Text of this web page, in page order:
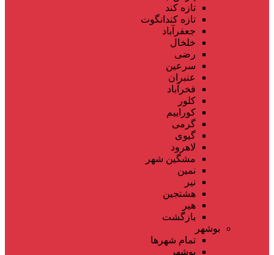
تازه کند
تازه کندانگوت
جعفرآباد
خلخال
رضی
سرعین
عنبران
فخرآباد
کلور
کوراییم
گرمی
گیوی
لاهرود
مشگین شهر
نمین
نیر
هشتجین
هیر
بازگشت
بوشهر
تمام شهر‌ها
بوشهر